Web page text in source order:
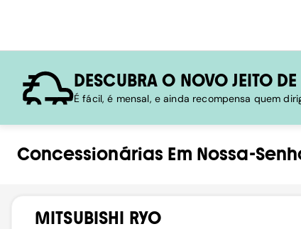
DESCUBRA O NOVO JEITO
É fácil, é mensal, e ainda recompensa quem
Concessionárias Em Nossa-
MITSUBISHI RYO